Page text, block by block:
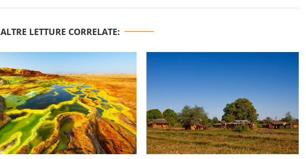
ALTRE LETTURE CORRELATE: